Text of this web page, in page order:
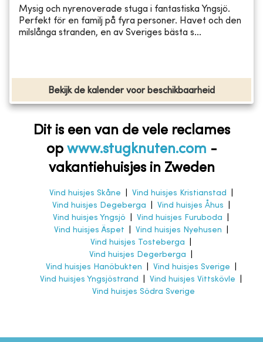
Mysig och nyrenoverade stuga i fantastiska Yngsjö.
Perfekt för en familj på fyra personer. Havet och den
milslånga stranden, en av Sveriges bästa s...
Bekijk de kalender voor beschikbaarheid
Dit is een van de vele reclames
op www.stugknuten.com -
vakantiehuisjes in Zweden
Vind huisjes Skåne Vind huisjes Kristianstad
Vind huisjes Degeberga
Vind huisjes Åhus
Vind huisjes Yngsjö
Vind huisjes Furuboda
Vind huisjes Äspet
Vind huisjes Nyehusen
Vind huisjes Tosteberga
Vind huisjes Degerberga
Vind huisjes Hanöbukten
Vind huisjes Sverige
Vind huisjes Yngsjöstrand
Vind huisjes Vittskövle
Vind huisjes Södra Sverige